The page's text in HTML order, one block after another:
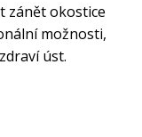
zánět okostice
možnosti,
úst.